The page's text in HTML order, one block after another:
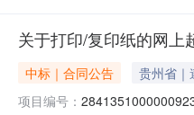
关于打印/复印纸的网上
中标｜合同公告 贵州省｜
项目编号：